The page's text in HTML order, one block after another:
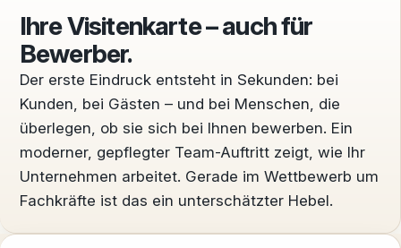
Ihre Visitenkarte – auch für
Bewerber.
Der erste Eindruck entsteht in Sekunden: bei
Kunden, bei Gästen – und bei Menschen, die
überlegen, ob sie sich bei Ihnen bewerben. Ein
moderner, gepflegter Team-Auftritt zeigt, wie Ihr
Unternehmen arbeitet. Gerade im Wettbewerb um
Fachkräfte ist das ein unterschätzter Hebel.